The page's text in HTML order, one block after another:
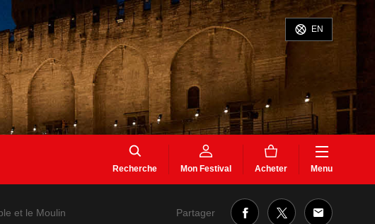
EN
Recherche Mon Festival Acheter Menu
et le Moulin Partager